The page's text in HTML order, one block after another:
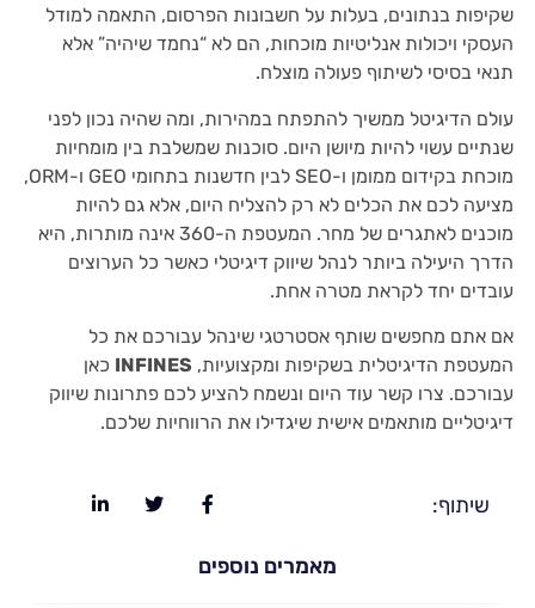
שקיפות בנתונים, בעלות על חשבונות הפרסום, התאמה למודל
העסקי ויכולות אנליטיות מוכחות, הם לא “נחמד שיהיה” אלא
תנאי בסיסי לשיתוף פעולה מוצלח.
עולם הדיגיטל ממשיך להתפתח במהירות, ומה שהיה נכון לפני
שנתיים עשוי להיות מיושן היום. סוכנות שמשלבת בין מומחיות
מוכחת בקידום ממומן ו-SEO לבין חדשנות בתחומי GEO ו-ORM,
מציעה לכם את הכלים לא רק להצליח היום, אלא גם להיות
מוכנים לאתגרים של מחר. המעטפת ה-360 אינה מותרות, היא
הדרך היעילה ביותר לנהל שיווק דיגיטלי כאשר כל הערוצים
עובדים יחד לקראת מטרה אחת.
אם אתם מחפשים שותף אסטרטגי שינהל עבורכם את כל
המעטפת הדיגיטלית בשקיפות ומקצועיות, INFINES כאן
עבורכם. צרו קשר עוד היום ונשמח להציע לכם פתרונות שיווק
דיגיטליים מותאמים אישית שיגדילו את הרווחיות שלכם.
שיתוף:
מאמרים נוספים